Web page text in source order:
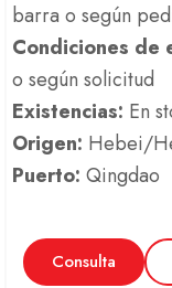
barra o según
Condiciones de
o según solicitud
Existencias: En
Origen: Hebei/
Puerto: Qingdao
Consulta